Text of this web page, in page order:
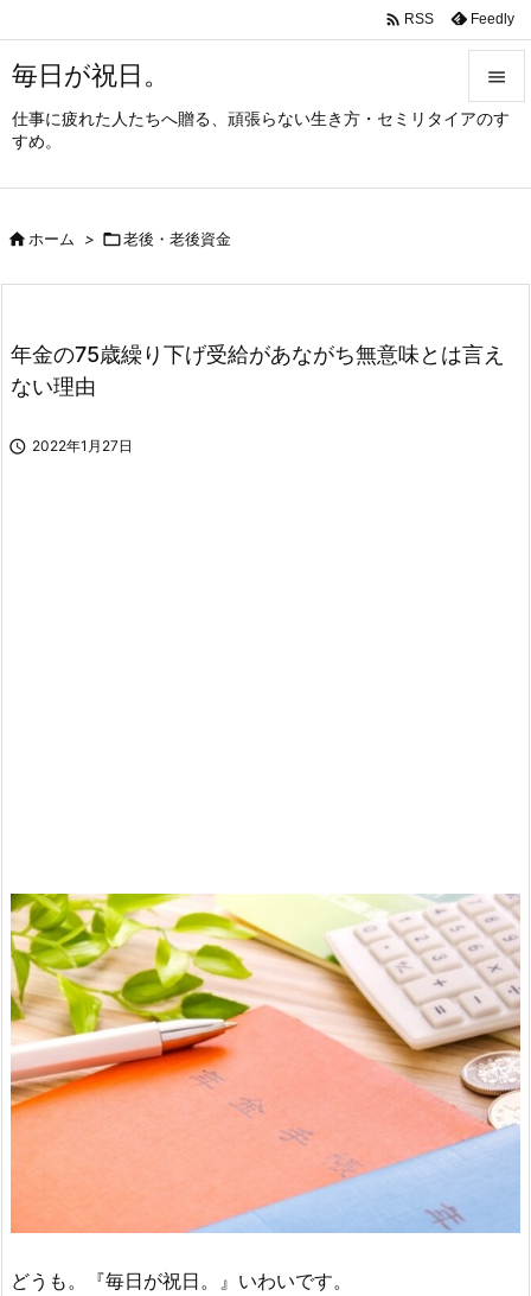
毎日が祝日。
仕事に疲れた人たちへ贈る、頑張らない生き方・セミリタイアのす
すめ。




 RSS Feedly
ホーム > 老後・老後資金
年金の75歳繰り下げ受給があながち無意味とは言え
ない理由
 2022年1月27日
どうも。『毎日が祝日。』いわいです。